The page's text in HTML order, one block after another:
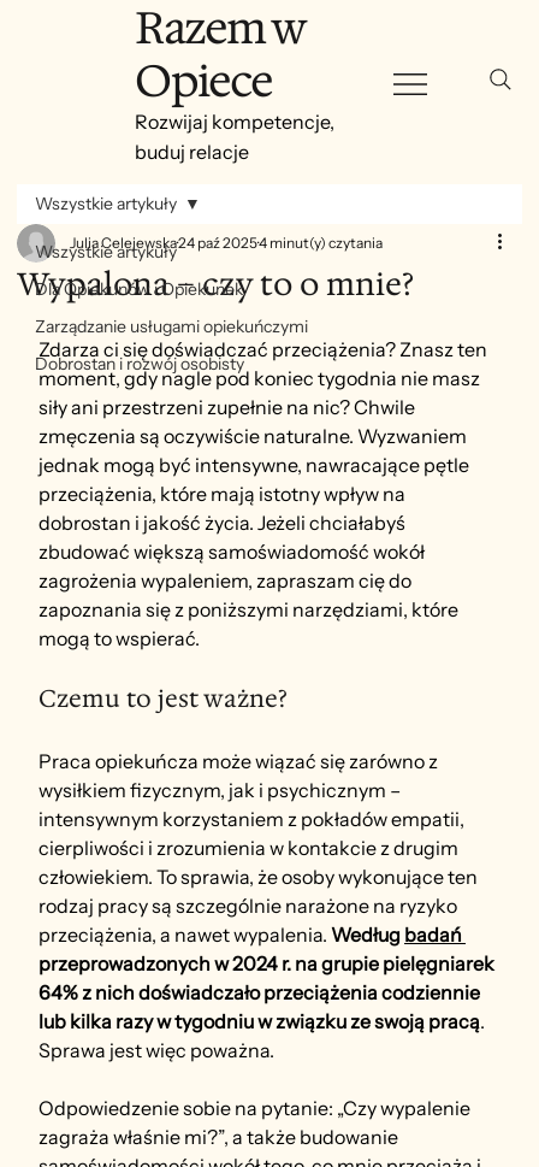
Razem w
Opiece
Rozwijaj kompetencje,
buduj relacje
Wszystkie artykuły
Dla Opiekunów i Opiekunek
Zarządzanie usługami opiekuńczymi
Dobrostan i rozwój osobisty
Wszystkie artykuły
Wypalona – czy to o mnie?
Julia Celejewska24 paź 20254 minut(y) czytania
Zdarza ci się doświadczać przeciążenia? Znasz ten
moment, gdy nagle pod koniec tygodnia nie masz
siły ani przestrzeni zupełnie na nic? Chwile
zmęczenia są oczywiście naturalne. Wyzwaniem
jednak mogą być intensywne, nawracające pętle
przeciążenia, które mają istotny wpływ na
dobrostan i jakość życia. Jeżeli chciałabyś
zbudować większą samoświadomość wokół
zagrożenia wypaleniem, zapraszam cię do
zapoznania się z poniższymi narzędziami, które
mogą to wspierać.
Czemu to jest ważne?
Praca opiekuńcza może wiązać się zarówno z
wysiłkiem fizycznym, jak i psychicznym –
intensywnym korzystaniem z pokładów empatii,
cierpliwości i zrozumienia w kontakcie z drugim
człowiekiem. To sprawia, że osoby wykonujące ten
rodzaj pracy są szczególnie narażone na ryzyko
przeciążenia, a nawet wypalenia. Według badań
przeprowadzonych w 2024 r. na grupie pielęgniarek
64% z nich doświadczało przeciążenia codziennie
lub kilka razy w tygodniu w związku ze swoją pracą.
Sprawa jest więc poważna.
Odpowiedzenie sobie na pytanie: „Czy wypalenie
zagraża właśnie mi?”, a także budowanie